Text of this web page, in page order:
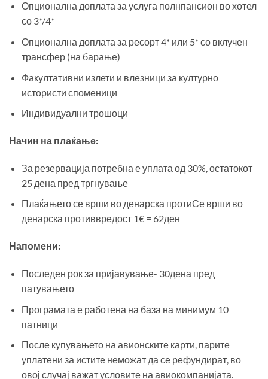
Опционална доплата за услуга полнпансион во хотел
со 3*/4*
Опционална доплата за ресорт 4* или 5* со вклучен
трансфер (на барање)
Факултативни излети и влезници за културно
истористи споменици
Индивидуални трошоци
Начин на плаќање:
За резервација потребна е уплата од 30%, остатокот
25 дена пред тргнување
Плаќањето се врши во денарска протиСе врши во
денарска противвредост 1€ = 62ден
Напомени:
Последен рок за пријавување- 30дена пред
патувањето
Програмата е работена на база на минимум 10
патници
После купувањето на авионските карти, парите
уплатени за истите неможат да се рефундират, во
овој случај важат условите на авиокомпанијата.